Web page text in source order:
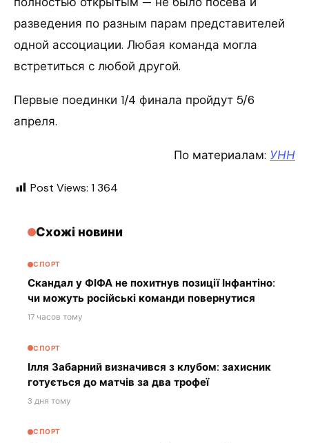
разведения по разным парам представителей
одной ассоциации. Любая команда могла
встретиться с любой другой.
Первые поединки 1/4 финала пройдут 5/6
апреля.
По материалам: УНН
Post Views: 1 364
Схожі новини
СПОРТ
Скандал у ФІФА не похитнув позиції Інфантіно:
чи можуть російські команди повернутися
17 часов тому
СПОРТ
Ілля Забарний визначився з клубом: захисник
готується до матчів за два трофеї
3 дня тому
СПОРТ